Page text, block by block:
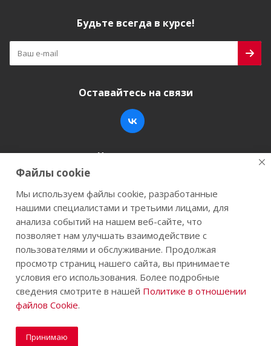
Будьте всегда в курсе!
Оставайтесь на связи
Наши контакты
+7 (846) 200-05-15
г. Самара, ул. Заводское шоссе, 17
2026 © Строй-К.рф. Сайт не является публичной
офертой.
Файлы cookie
Мы используем файлы cookie, разработанные
нашими специалистами и третьими лицами, для
анализа событий на нашем веб-сайте, что
позволяет нам улучшать взаимодействие с
пользователями и обслуживание. Продолжая
просмотр страниц нашего сайта, вы принимаете
условия его использования. Более подробные
сведения смотрите в нашей Политике в отношении
файлов Cookie.
Принимаю